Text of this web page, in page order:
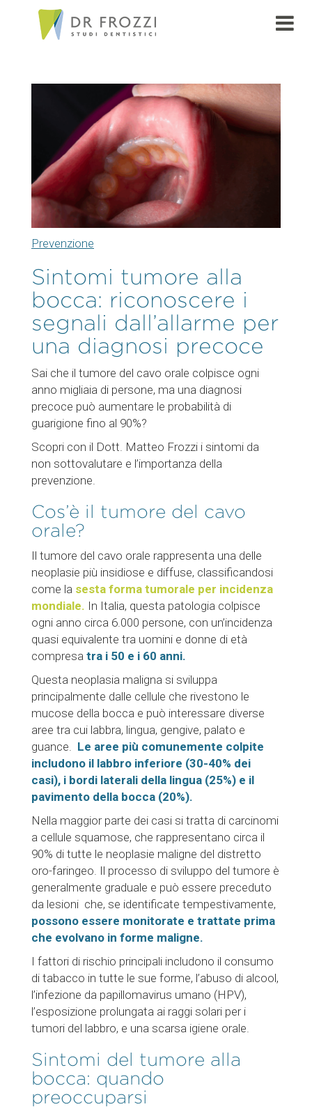
Prevenzione
Sintomi tumore alla
bocca: riconoscere i
segnali dall’allarme per
una diagnosi precoce
Sai che il tumore del cavo orale colpisce ogni
anno migliaia di persone, ma una diagnosi
precoce può aumentare le probabilità di
guarigione fino al 90%?
Scopri con il Dott. Matteo Frozzi i sintomi da
non sottovalutare e l’importanza della
prevenzione.
Cos’è il tumore del cavo
orale?
Il tumore del cavo orale rappresenta una delle
neoplasie più insidiose e diffuse, classificandosi
come la sesta forma tumorale per incidenza
mondiale. In Italia, questa patologia colpisce
ogni anno circa 6.000 persone, con un’incidenza
quasi equivalente tra uomini e donne di età
compresa tra i 50 e i 60 anni.
Questa neoplasia maligna si sviluppa
principalmente dalle cellule che rivestono le
mucose della bocca e può interessare diverse
aree tra cui labbra, lingua, gengive, palato e
guance. Le aree più comunemente colpite
includono il labbro inferiore (30-40% dei
casi), i bordi laterali della lingua (25%) e il
pavimento della bocca (20%).
Nella maggior parte dei casi si tratta di carcinomi
a cellule squamose, che rappresentano circa il
90% di tutte le neoplasie maligne del distretto
oro-faringeo. Il processo di sviluppo del tumore è
generalmente graduale e può essere preceduto
da lesioni che, se identificate tempestivamente,
possono essere monitorate e trattate prima
che evolvano in forme maligne.
I fattori di rischio principali includono il consumo
di tabacco in tutte le sue forme, l’abuso di alcool,
l’infezione da papillomavirus umano (HPV),
l’esposizione prolungata ai raggi solari per i
tumori del labbro, e una scarsa igiene orale.
Sintomi del tumore alla
bocca: quando
preoccuparsi